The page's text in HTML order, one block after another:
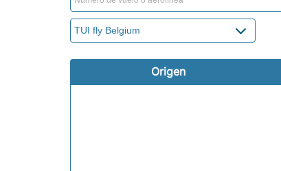
Origen